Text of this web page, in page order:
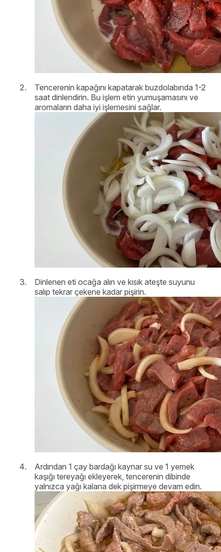
Tencerenin kapağını kapatarak buzdolabında 1-2
saat dinlendirin. Bu işlem etin yumuşamasını ve
aromaların daha iyi işlemesini sağlar.
Dinlenen eti ocağa alın ve kısık ateşte suyunu
salıp tekrar çekene kadar pişirin.
Ardından 1 çay bardağı kaynar su ve 1 yemek
kaşığı tereyağı ekleyerek, tencerenin dibinde
yalnızca yağı kalana dek pişirmeye devam edin.